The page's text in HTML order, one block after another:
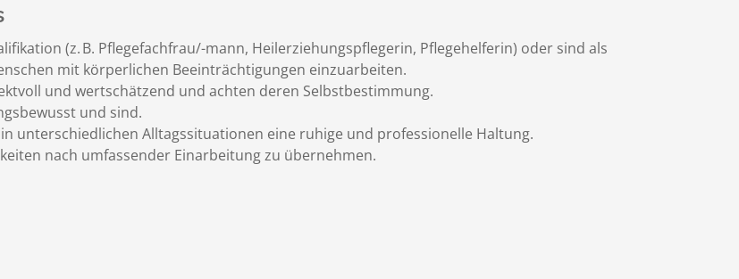
(z. B. Pflegefachfrau/-mann, Heilerziehungspflegerin, Pflegehelferin) oder sind als
mit körperlichen Beeinträchtigungen einzuarbeiten.
und wertschätzend und achten deren Selbstbestimmung.
und sind.
unterschiedlichen Alltagssituationen eine ruhige und professionelle Haltung.
nach umfassender Einarbeitung zu übernehmen.